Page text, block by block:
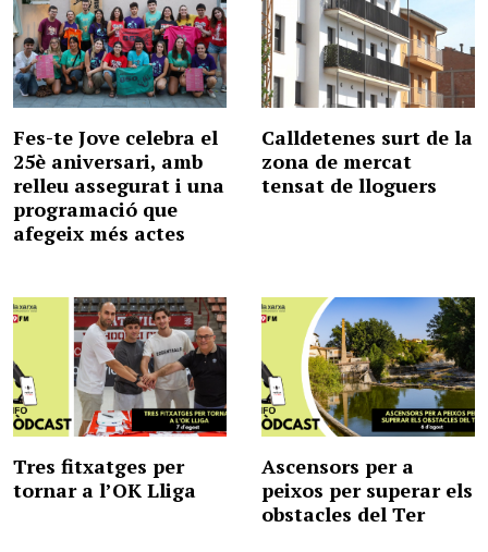
Fes-te Jove celebra el
25è aniversari, amb
relleu assegurat i una
programació que
afegeix més actes
Calldetenes surt de la
zona de mercat
tensat de lloguers
Tres fitxatges per
tornar a l’OK Lliga
Ascensors per a
peixos per superar els
obstacles del Ter